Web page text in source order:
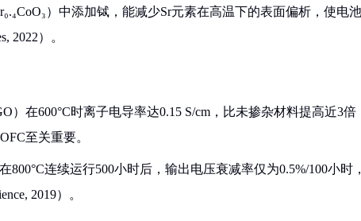
）中添加铽，能减少Sr元素在高温下的表面偏析，使电
2022）。
）在600°C时离子电导率达0.15 S/cm，比未掺杂材料提高近3倍
至关重要。
800°C连续运行500小时后，输出电压衰减率仅为0.5%/100小时
2019）。